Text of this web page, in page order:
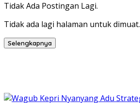
Tidak Ada Postingan Lagi.
Tidak ada lagi halaman untuk dimuat.
Selengkapnya